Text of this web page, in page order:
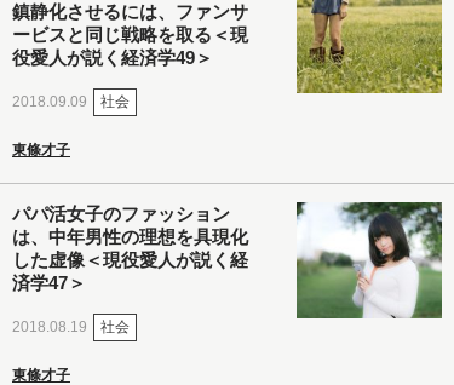
鎮静化させるには、ファンサ
ービスと同じ戦略を取る＜現
役愛人が説く経済学49＞
2018.09.09 社会
東條才子
パパ活女子のファッション
は、中年男性の理想を具現化
した虚像＜現役愛人が説く経
済学47＞
2018.08.19 社会
東條才子